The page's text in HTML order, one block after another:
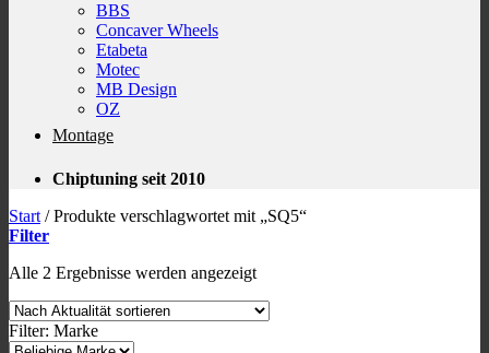
BBS
Concaver Wheels
Etabeta
Motec
MB Design
OZ
Montage
Chiptuning seit 2010
Start /Produkte verschlagwortet mit „SQ5“
Filter
Alle 2 Ergebnisse werden angezeigtNach
sortiert
Filter: Marke